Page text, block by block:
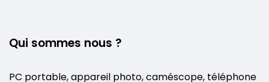
Qui sommes nous ?
PC portable, appareil photo, caméscope, téléphone